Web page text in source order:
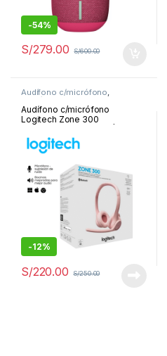
-54%
S/279.00 S/600.00
Audífono c/micrófono,
Periféricos y Accesorios
Audífono c/micrófono
Logitech Zone 300
001411
-12%
S/220.00 S/250.00